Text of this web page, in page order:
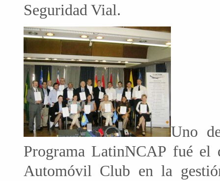
Seguridad Vial.
Uno
Programa LatinNCAP fué el
Automóvil Club en la